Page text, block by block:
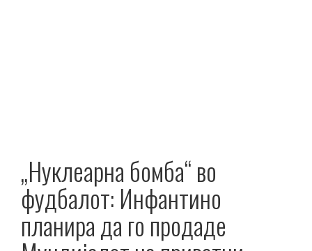
„Нуклеарна бомба“ во
фудбалот: Инфантино
планира да го продаде